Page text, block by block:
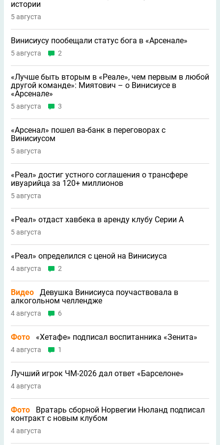
истории
5 августа
Винисиусу пообещали статус бога в «Арсенале»
5 августа 2
«Лучше быть вторым в «Реале», чем первым в любой
другой команде»: Миятович – о Винисиусе в
«Арсенале»
5 августа 3
«Арсенал» пошел ва-банк в переговорах с
Винисиусом
5 августа
«Реал» достиг устного соглашения о трансфере
ивуарийца за 120+ миллионов
5 августа
«Реал» отдаст хавбека в аренду клубу Серии A
5 августа
«Реал» определился с ценой на Винисиуса
4 августа 2
Видео
Девушка Винисиуса поучаствовала в
алкогольном челлендже
4 августа 6
Фото «Хетафе» подписал воспитанника «Зенита»
4 августа 1
Лучший игрок ЧМ-2026 дал ответ «Барселоне»
4 августа
Фото
Вратарь сборной Норвегии Нюланд подписал
контракт с новым клубом
4 августа